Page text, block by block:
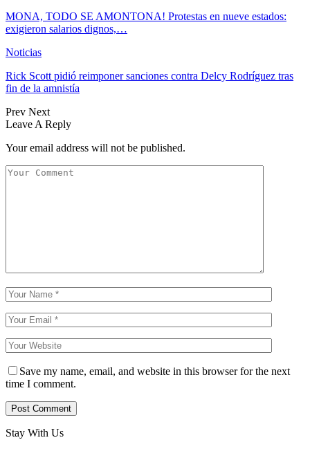
MONA, TODO SE AMONTONA! Protestas en nueve estados:
exigieron salarios dignos,…
Noticias
Rick Scott pidió reimponer sanciones contra Delcy Rodríguez tras
fin de la amnistía
Prev Next
Leave A Reply
Your email address will not be published.
Save my name, email, and website in this browser for the next
time I comment.
Stay With Us